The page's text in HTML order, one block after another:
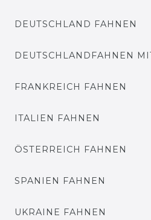
DEUTSCHLAND FAHNEN
DEUTSCHLANDFAHNEN
FRANKREICH FAHNEN
ITALIEN FAHNEN
ÖSTERREICH FAHNEN
SPANIEN FAHNEN
UKRAINE FAHNEN